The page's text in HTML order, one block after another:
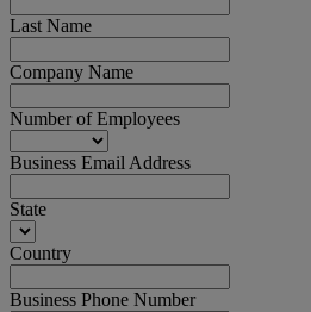
Last Name
Company Name
Number of Employees
Business Email Address
State
Country
Business Phone Number